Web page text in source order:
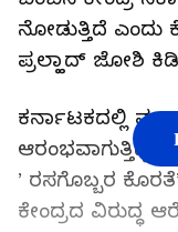
ನೋಡುತ್ತಿದೆ ಎಂದು
ಪ್ರಲ್ಹಾದ್ ಜೋಶಿ ಕಿಡಿ
ಕರ್ನಾಟಕದಲ್ಲಿ
ʼರಸಗೊಬ್ಬರ
ಕೇಂದ್ರದ ವಿರುದ್ಧ